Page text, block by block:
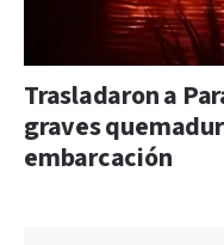
Trasladaron a
graves
embarcación